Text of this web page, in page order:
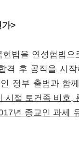
>
법을 연성헙법
격 후 공직을 시
정부 출범과 함
시절 토건족 비호,
년 종교인 과세